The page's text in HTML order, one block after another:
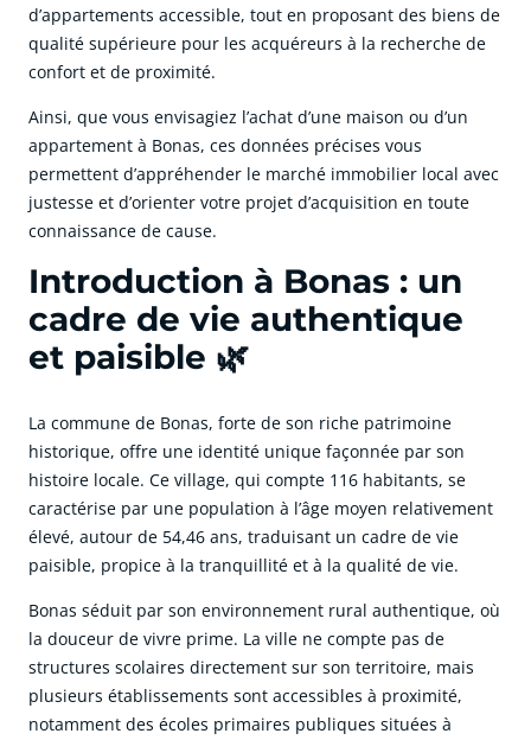
d’appartements accessible, tout en proposant des biens de
qualité supérieure pour les acquéreurs à la recherche de
confort et de proximité.
Ainsi, que vous envisagiez l’achat d’une maison ou d’un
appartement à Bonas, ces données précises vous
permettent d’appréhender le marché immobilier local avec
justesse et d’orienter votre projet d’acquisition en toute
connaissance de cause.
Introduction à Bonas : un
cadre de vie authentique
et paisible 🌿
La commune de Bonas, forte de son riche patrimoine
historique, offre une identité unique façonnée par son
histoire locale. Ce village, qui compte 116 habitants, se
caractérise par une population à l’âge moyen relativement
élevé, autour de 54,46 ans, traduisant un cadre de vie
paisible, propice à la tranquillité et à la qualité de vie.
Bonas séduit par son environnement rural authentique, où
la douceur de vivre prime. La ville ne compte pas de
structures scolaires directement sur son territoire, mais
plusieurs établissements sont accessibles à proximité,
notamment des écoles primaires publiques situées à